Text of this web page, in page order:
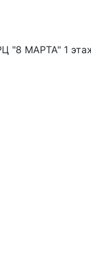
"8 МАРТА" 1